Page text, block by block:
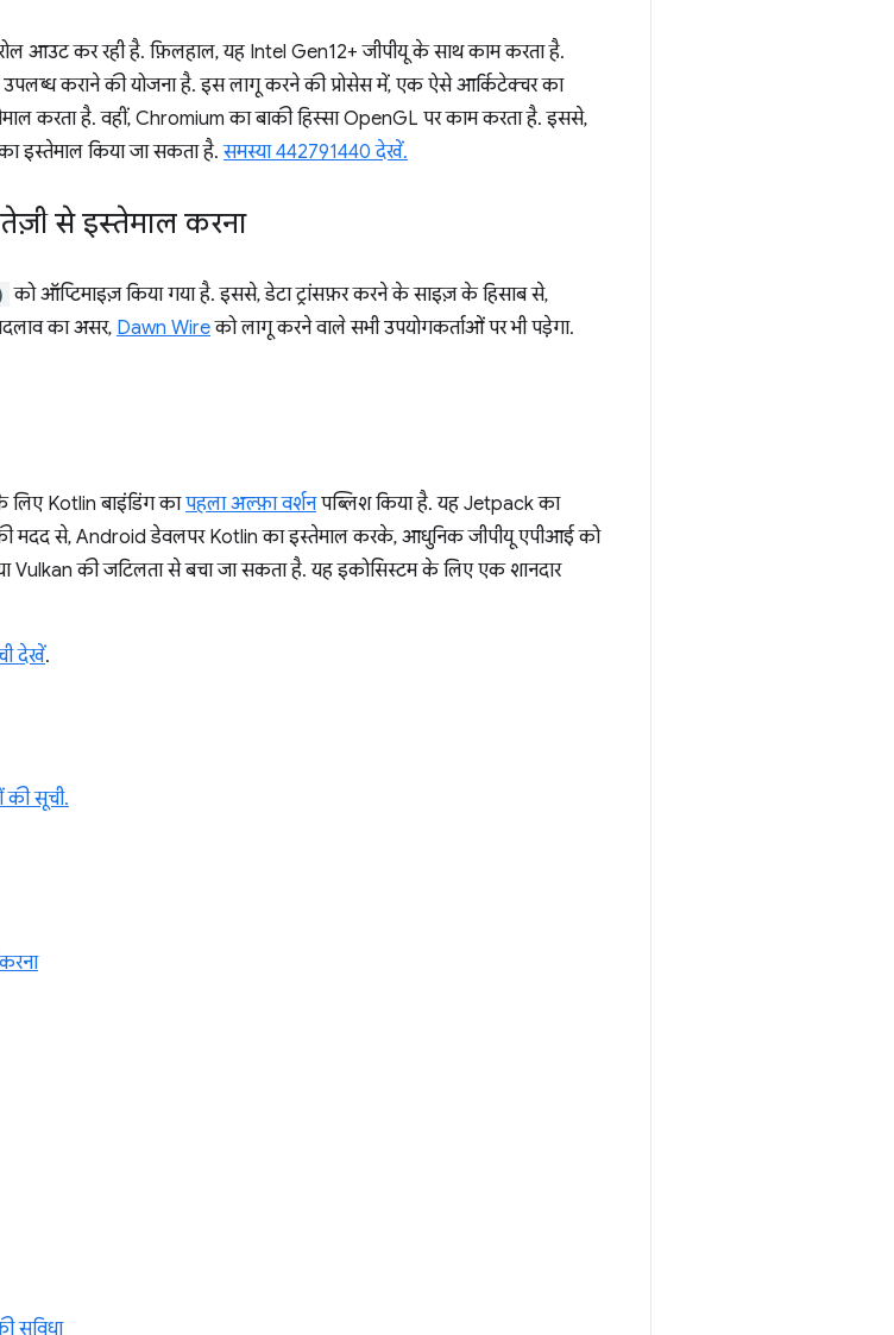
आउट कर रही है. फ़िलहाल, यह Intel Gen12+ जीपीयू के साथ काम करता है.
कराने की योजना है. इस लागू करने की प्रोसेस में, एक ऐसे आर्किटेक्चर का
करता है. वहीं, Chromium का बाकी हिस्सा OpenGL पर काम करता है. इससे,
इस्तेमाल किया जा सकता है.समस्या 442791440 देखें.
से इस्तेमाल करना
को ऑप्टिमाइज़ किया गया है. इससे, डेटा ट्रांसफ़र करने के साइज़ के हिसाब से,
का असर, Dawn Wireको लागू करने वाले सभी उपयोगकर्ताओं पर भी पड़ेगा.
Kotlin बाइंडिंग कापहला अल्फ़ा वर्शनपब्लिश किया है. यह Jetpack का
मदद से, Android डेवलपर Kotlin का इस्तेमाल करके, आधुनिक जीपीयू एपीआई को
की जटिलता से बचा जा सकता है. यह इकोसिस्टम के लिए एक शानदार
देखें.
की सूची.
सुविधा